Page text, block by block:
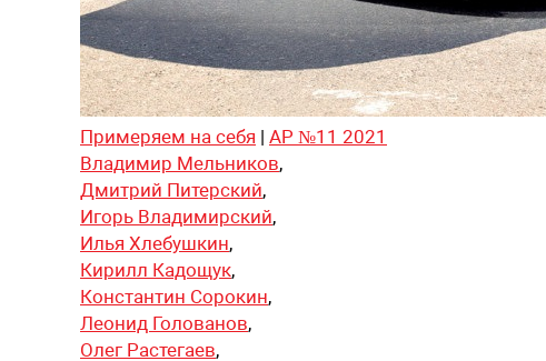
Примеряем на себя | АР №11 2021
Владимир Мельников,
Дмитрий Питерский,
Игорь Владимирский,
Илья Хлебушкин,
Кирилл Кадощук,
Константин Сорокин,
Леонид Голованов,
Олег Растегаев,